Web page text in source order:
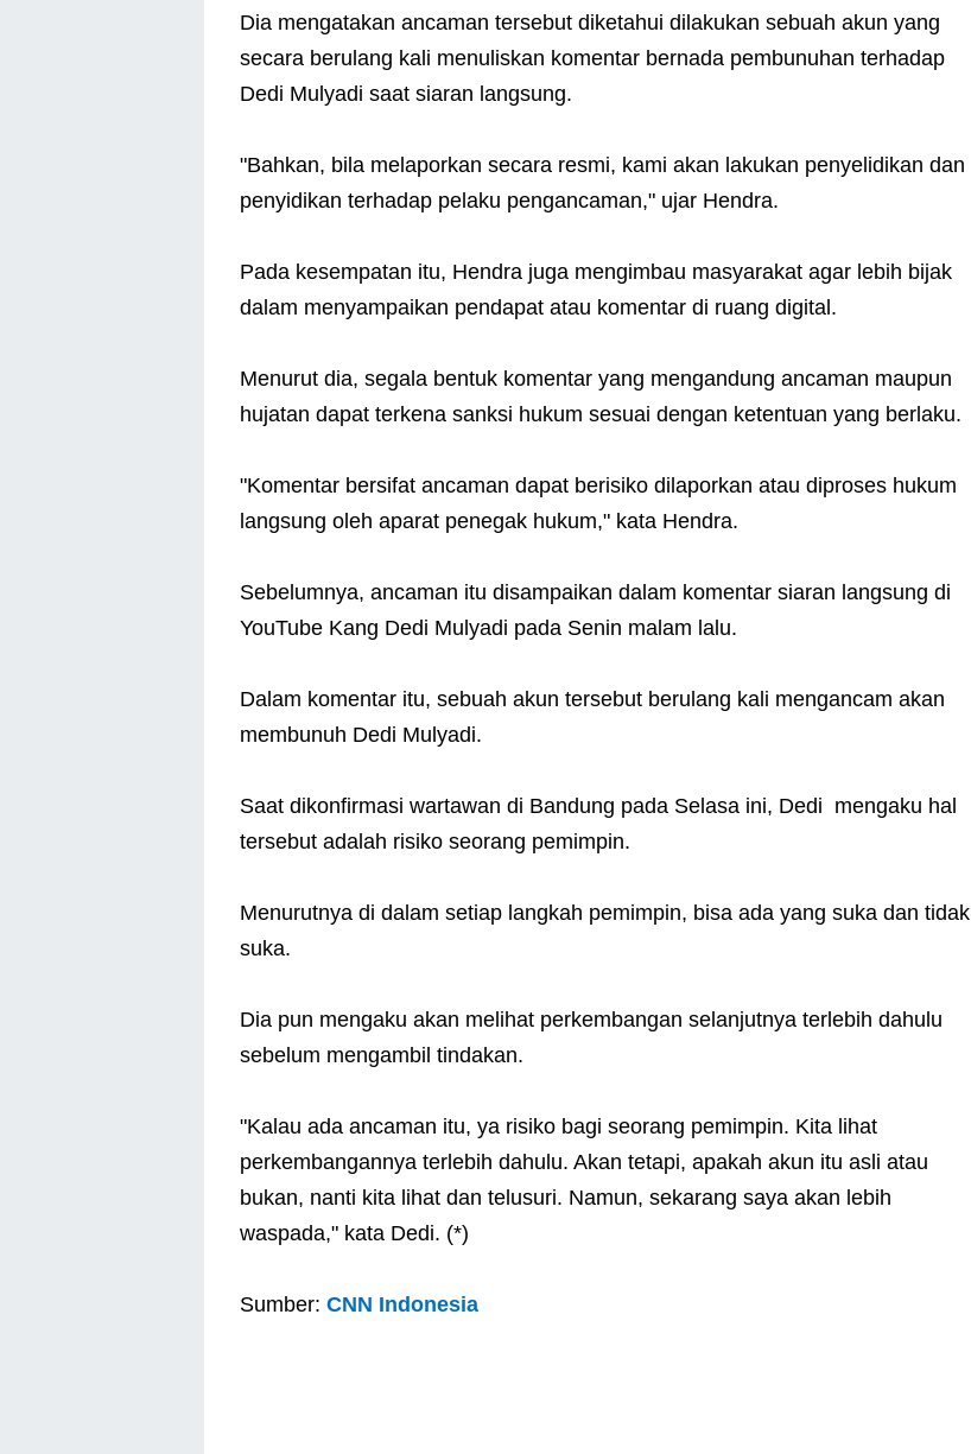
Dia mengatakan ancaman tersebut diketahui dilakukan sebuah akun yang
secara berulang kali menuliskan komentar bernada pembunuhan terhadap
Dedi Mulyadi saat siaran langsung.
"Bahkan, bila melaporkan secara resmi, kami akan lakukan penyelidikan dan
penyidikan terhadap pelaku pengancaman," ujar Hendra.
Pada kesempatan itu, Hendra juga mengimbau masyarakat agar lebih bijak
dalam menyampaikan pendapat atau komentar di ruang digital.
Menurut dia, segala bentuk komentar yang mengandung ancaman maupun
hujatan dapat terkena sanksi hukum sesuai dengan ketentuan yang berlaku.
"Komentar bersifat ancaman dapat berisiko dilaporkan atau diproses hukum
langsung oleh aparat penegak hukum," kata Hendra.
Sebelumnya, ancaman itu disampaikan dalam komentar siaran langsung di
YouTube Kang Dedi Mulyadi pada Senin malam lalu.
Dalam komentar itu, sebuah akun tersebut berulang kali mengancam akan
membunuh Dedi Mulyadi.
Saat dikonfirmasi wartawan di Bandung pada Selasa ini, Dedi mengaku hal
tersebut adalah risiko seorang pemimpin.
Menurutnya di dalam setiap langkah pemimpin, bisa ada yang suka dan tidak
suka.
Dia pun mengaku akan melihat perkembangan selanjutnya terlebih dahulu
sebelum mengambil tindakan.
"Kalau ada ancaman itu, ya risiko bagi seorang pemimpin. Kita lihat
perkembangannya terlebih dahulu. Akan tetapi, apakah akun itu asli atau
bukan, nanti kita lihat dan telusuri. Namun, sekarang saya akan lebih
waspada," kata Dedi. (*)
Sumber: CNN Indonesia